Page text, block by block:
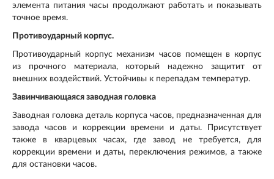
элемента питания часы продолжают работать и показывать
точное время.
Противоударный корпус.
Противоударный корпус механизм часов помещен в корпус
из прочного материала, который надежно защитит от
внешних воздействий. Устойчивы к перепадам температур.
Завинчивающаяся заводная головка
Заводная головка деталь корпуса часов, предназначенная для
завода часов и коррекции времени и даты. Присутствует
также в кварцевых часах, где завод не требуется, для
коррекции времени и даты, переключения режимов, а также
для остановки часов.